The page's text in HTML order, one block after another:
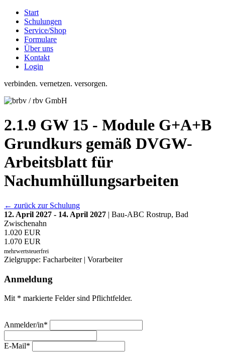
Start
Schulungen
Service/Shop
Formulare
Über uns
Kontakt
Login
verbinden. vernetzen. versorgen.
2.1.9 GW 15 - Module G+A+B
Grundkurs gemäß DVGW-
Arbeitsblatt für
Nachumhüllungsarbeiten
← zurück zur Schulung
12. April 2027 - 14. April 2027 | Bau-ABC Rostrup, Bad
Zwischenahn
1.020 EUR
1.070 EUR
mehrwertsteuerfrei
Zielgruppe: Facharbeiter | Vorarbeiter
Anmeldung
Mit * markierte Felder sind Pflichtfelder.
Anmelder/in*
E-Mail*